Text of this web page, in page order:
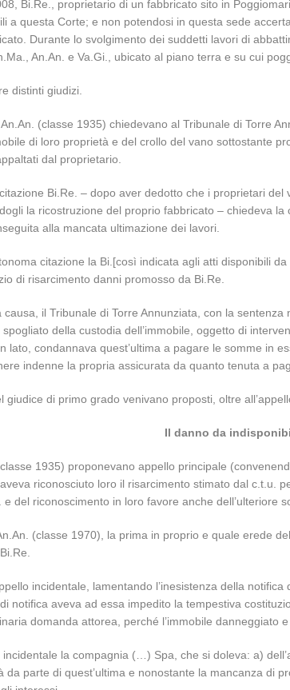
Bi.Re., proprietario di un fabbricato sito in
a questa Corte; e non potendosi in questa sede
Durante lo svolgimento dei suddetti lavori di
An.An. e Va.Gi., ubicato al piano terra e su cui
distinti giudizi.
(classe 1935) chiedevano al Tribunale di Torre
di loro proprietà e del crollo del vano sottostante
dal proprietario.
Bi.Re. – dopo aver dedotto che i proprietari
la ricostruzione del proprio fabbricato – chiedeva
alla mancata ultimazione dei lavori.
citazione la Bi.[così indicata agli atti disponibili
di risarcimento danni promosso da Bi.Re.
causa, il Tribunale di Torre Annunziata, con la
della custodia dell’immobile, oggetto di
lato, condannava quest’ultima a pagare le somme in
indenne la propria assicurata da quanto tenuta a
giudice di primo grado venivano proposti, oltre
Il danno da
1935) proponevano appello principale
riconosciuto loro il risarcimento stimato dal c.t.u.
del riconoscimento in loro favore anche dell’ulteriore
(classe 1970), la prima in proprio e quale erede
incidentale, lamentando l’inesistenza della
notifica aveva ad essa impedito la tempestiva
domanda attorea, perché l’immobile danneggiato
la compagnia (…) Spa, che si doleva: a)
da parte di quest’ultima e nonostante la mancanza di